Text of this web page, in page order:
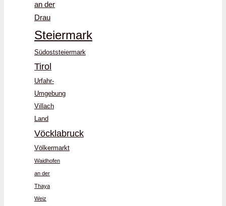
an der
Drau
Steiermark
Südoststeiermark
Tirol
Urfahr-
Umgebung
Villach
Land
Vöcklabruck
Völkermarkt
Waidhofen
an der
Thaya
Weiz